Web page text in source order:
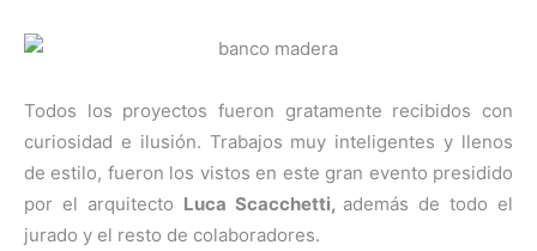
Todos los proyectos fueron gratamente recibidos con
curiosidad e ilusión. Trabajos muy inteligentes y llenos
de estilo, fueron los vistos en este gran evento presidido
por el arquitecto Luca Scacchetti, además de todo el
jurado y el resto de colaboradores.